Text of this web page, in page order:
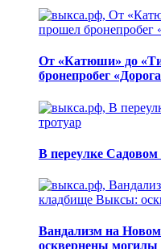
От «Катюши» до
бронепробег
В переулке Садовом
Вандализм на
осквернены могилы